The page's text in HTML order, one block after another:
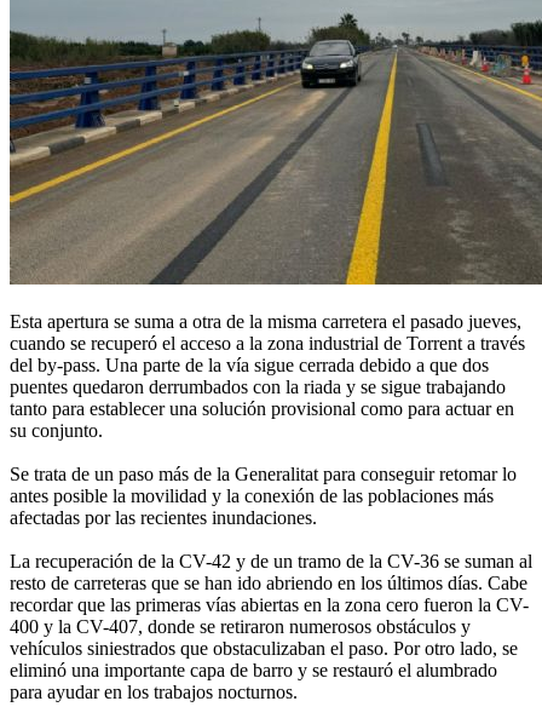
Esta apertura se suma a otra de la misma carretera el pasado jueves,
cuando se recuperó el acceso a la zona industrial de Torrent a través
del by-pass. Una parte de la vía sigue cerrada debido a que dos
puentes quedaron derrumbados con la riada y se sigue trabajando
tanto para establecer una solución provisional como para actuar en
su conjunto.
Se trata de un paso más de la Generalitat para conseguir retomar lo
antes posible la movilidad y la conexión de las poblaciones más
afectadas por las recientes inundaciones.
La recuperación de la CV-42 y de un tramo de la CV-36 se suman al
resto de carreteras que se han ido abriendo en los últimos días. Cabe
recordar que las primeras vías abiertas en la zona cero fueron la CV-
400 y la CV-407, donde se retiraron numerosos obstáculos y
vehículos siniestrados que obstaculizaban el paso. Por otro lado, se
eliminó una importante capa de barro y se restauró el alumbrado
para ayudar en los trabajos nocturnos.